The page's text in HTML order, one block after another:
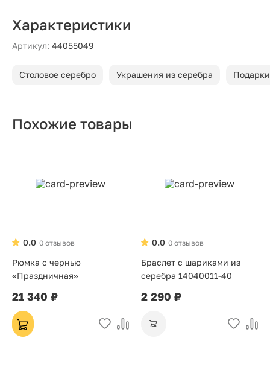
Характеристики
Артикул: 44055049
Столовое серебро Украшения из серебра
Похожие товары
0 отзывов
0.0
Рюмка с чернью
«Праздничная»
21 340 ₽
0 отзывов
0.0
Браслет с шариками из
серебра 14040011-40
2 290 ₽